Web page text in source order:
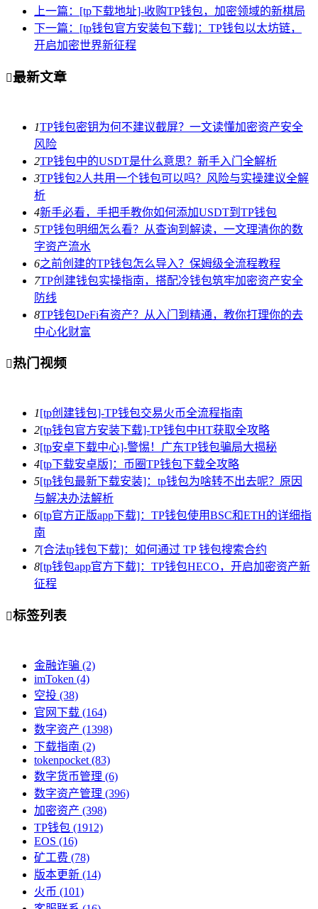
上一篇：[tp下载地址]-收购TP钱包，加密领域的新棋局
下一篇：[tp钱包官方安装包下载]：TP钱包以太坊链，
开启加密世界新征程
最新文章
1TP钱包密钥为何不建议截屏？一文读懂加密资产安全
风险
2TP钱包中的USDT是什么意思？新手入门全解析
3TP钱包2人共用一个钱包可以吗？风险与实操建议全解
析
4新手必看，手把手教你如何添加USDT到TP钱包
5TP钱包明细怎么看？从查询到解读，一文理清你的数
字资产流水
6之前创建的TP钱包怎么导入？保姆级全流程教程
7TP创建钱包实操指南，搭配冷钱包筑牢加密资产安全
防线
8TP钱包DeFi有资产？从入门到精通，教你打理你的去
中心化财富
热门视频
1[tp创建钱包]-TP钱包交易火币全流程指南
2[tp钱包官方安装下载]-TP钱包中HT获取全攻略
3[tp安卓下载中心]-警惕！广东TP钱包骗局大揭秘
4[tp下载安卓版]：币圈TP钱包下载全攻略
5[tp钱包最新下载安装]：tp钱包为啥转不出去呢？原因
与解决办法解析
6[tp官方正版app下载]：TP钱包使用BSC和ETH的详细指
南
7[合法tp钱包下载]：如何通过 TP 钱包搜索合约
8[tp钱包app官方下载]：TP钱包HECO，开启加密资产新
征程
标签列表
金融诈骗 (2)
imToken (4)
空投 (38)
官网下载 (164)
数字资产 (1398)
下载指南 (2)
tokenpocket (83)
数字货币管理 (6)
数字资产管理 (396)
加密资产 (398)
TP钱包 (1912)
EOS (16)
矿工费 (78)
版本更新 (14)
火币 (101)